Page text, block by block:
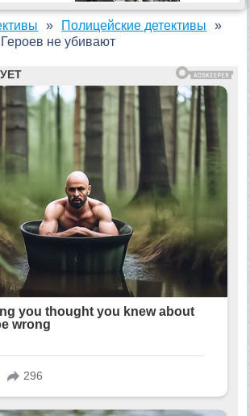
Полицейские детективы
не убивают